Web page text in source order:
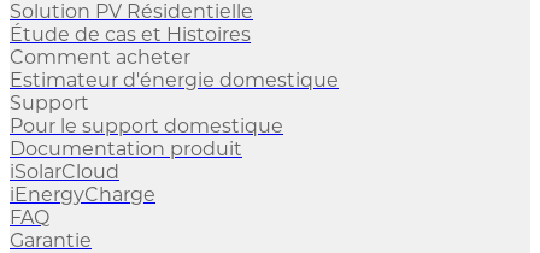
Solution PV Résidentielle
Étude de cas et Histoires
Comment acheter
Estimateur d'énergie domestique
Support
Pour le support domestique
Documentation produit
iSolarCloud
iEnergyCharge
FAQ
Garantie